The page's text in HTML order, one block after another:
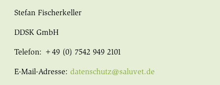
Stefan Fischerkeller
DDSK GmbH
Telefon: +49 (0) 7542 949 2101
E-Mail-Adresse: datenschutz@saluvet.de